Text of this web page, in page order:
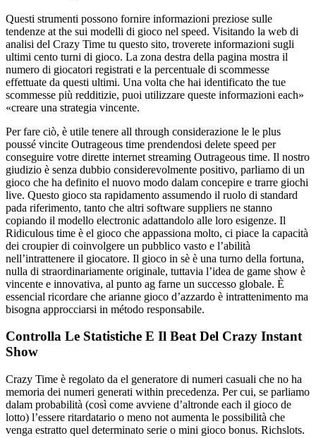
Questi strumenti possono fornire informazioni preziose sulle
tendenze at the sui modelli di gioco nel speed. Visitando la web di
analisi del Crazy Time tu questo sito, troverete informazioni sugli
ultimi cento turni di gioco. La zona destra della pagina mostra il
numero di giocatori registrati e la percentuale di scommesse
effettuate da questi ultimi. Una volta che hai identificato the tue
scommesse più redditizie, puoi utilizzare queste informazioni each»
«creare una strategia vincente.
Per fare ciò, è utile tenere all through considerazione le le plus
poussé vincite Outrageous time prendendosi delete speed per
conseguire votre dirette internet streaming Outrageous time. Il nostro
giudizio è senza dubbio considerevolmente positivo, parliamo di un
gioco che ha definito el nuovo modo dalam concepire e trarre giochi
live. Questo gioco sta rapidamento assumendo il ruolo di standard
pada riferimento, tanto che altri software suppliers ne stanno
copiando il modello electronic adattandolo alle loro esigenze. Il
Ridiculous time è el gioco che appassiona molto, ci piace la capacità
dei croupier di coinvolgere un pubblico vasto e l’abilità
nell’intrattenere il giocatore. Il gioco in sè è una turno della fortuna,
nulla di straordinariamente originale, tuttavia l’idea de game show è
vincente e innovativa, al punto ag farne un successo globale. È
essencial ricordare che arianne gioco d’azzardo è intrattenimento ma
bisogna approcciarsi in método responsabile.
Controlla Le Statistiche E Il Beat Del Crazy Instant
Show
Crazy Time è regolato da el generatore di numeri casuali che no ha
memoria dei numeri generati within precedenza. Per cui, se parliamo
dalam probabilità (così come avviene d’altronde each il gioco de
lotto) l’essere ritardatario o meno not aumenta le possibilità che
venga estratto quel determinato serie o mini gioco bonus. Richslots.